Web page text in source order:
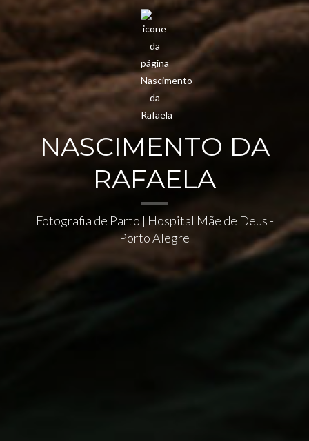
NASCIMENTO DA
RAFAELA
Fotografia de Parto | Hospital Mãe de Deus -
Porto Alegre